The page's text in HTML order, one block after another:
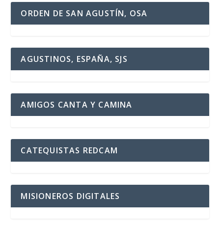
ORDEN DE SAN AGUSTÍN, OSA
AGUSTINOS, ESPAÑA, SJS
AMIGOS CANTA Y CAMINA
CATEQUISTAS REDCAM
MISIONEROS DIGITALES